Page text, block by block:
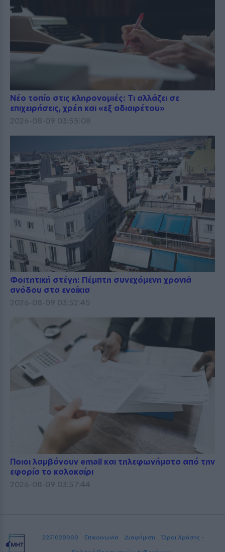
Νέο τοπίο στις κληρονομιές: Τι αλλάζει σε
επιχειρήσεις, χρέη και «εξ αδιαιρέτου»
2026-08-09 03:55:08
Φοιτητική στέγη: Πέμπτη συνεχόμενη χρονιά
ανόδου στα ενοίκια
2026-08-09 03:52:45
Ποιοι λαμβάνουν email και τηλεφωνήματα από την
εφορία το καλοκαίρι
2026-08-09 03:57:44
2251028000 Επικοινωνία Διαφήμιση
Όροι Χρήσης -